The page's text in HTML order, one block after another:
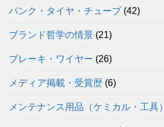
パンク・タイヤ・チューブ (42)
ブランド哲学の情景 (21)
ブレーキ・ワイヤー (26)
メディア掲載・受賞歴 (6)
メンテナンス用品（ケミカル・工具）